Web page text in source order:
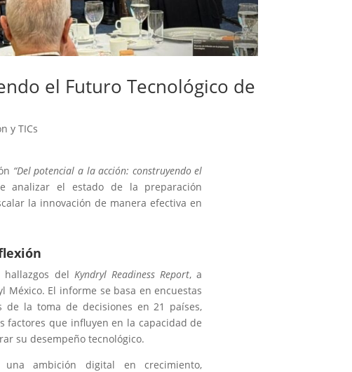
el Futuro Tecnológico de
y TICs
“Del potencial a la acción: construyendo el
analizar el estado de la preparación
la innovación de manera efectiva en
del Kyndryl Readiness Report, a
México. El informe se basa en encuestas
de la toma de decisiones en 21 países,
factores que influyen en la capacidad de
su desempeño tecnológico.
ambición digital en crecimiento,